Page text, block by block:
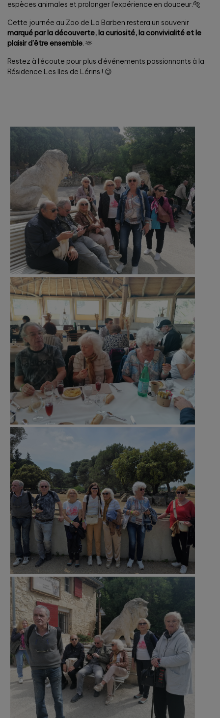
espèces animales et prolonger l’expérience en douceur.🐅
Cette journée au Zoo de La Barben restera un souvenir
marqué par la découverte, la curiosité, la convivialité et le
plaisir d’être ensemble. 🫶
Restez à l’écoute pour plus d’événements passionnants à la
Résidence Les Iles de Lérins ! 😉